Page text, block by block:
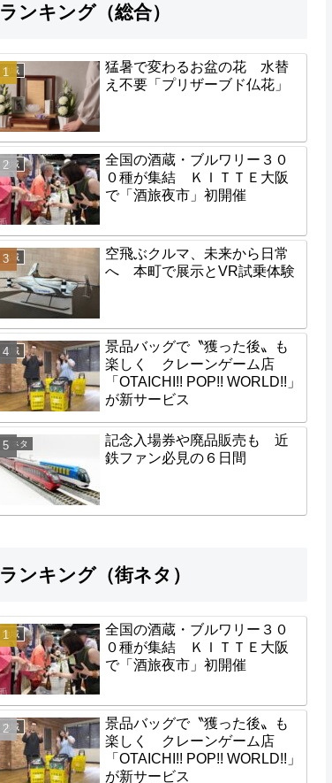
ランキング（総合）
地域
猛暑で変わるお盆の花 水替
え不要「プリザーブド仏花」
地域
全国の酒蔵・ブルワリー３０
０種が集結 ＫＩＴＴＥ大阪
で「酒旅夜市」初開催
地域
空飛ぶクルマ、未来から日常
へ 本町で展示とVR試乗体験
地域
景品バッグで〝獲った後〟も
楽しく クレーンゲーム店
「OTAICHI!! POP!! WORLD!!」
が新サービス
街ネタ
記念入場券や廃品販売も 近
鉄ファン必見の６日間
ランキング（街ネタ）
地域
全国の酒蔵・ブルワリー３０
０種が集結 ＫＩＴＴＥ大阪
で「酒旅夜市」初開催
地域
景品バッグで〝獲った後〟も
楽しく クレーンゲーム店
「OTAICHI!! POP!! WORLD!!」
が新サービス